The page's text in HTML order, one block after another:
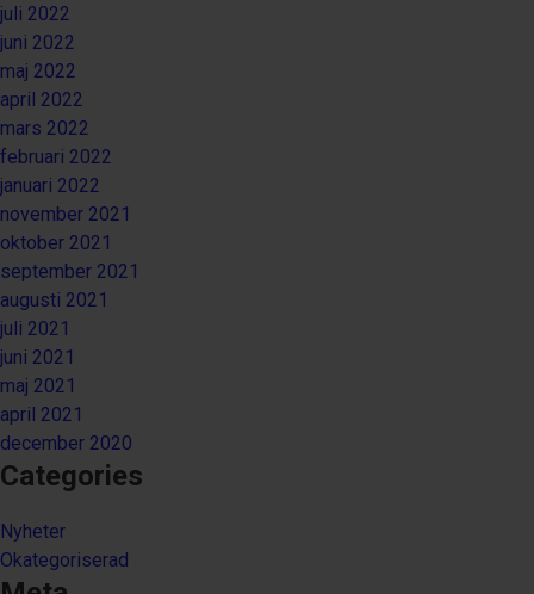
juli 2022
juni 2022
maj 2022
april 2022
mars 2022
februari 2022
januari 2022
november 2021
oktober 2021
september 2021
augusti 2021
juli 2021
juni 2021
maj 2021
april 2021
december 2020
Categories
Nyheter
Okategoriserad